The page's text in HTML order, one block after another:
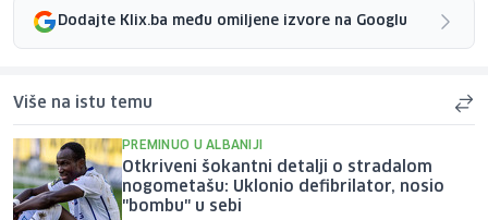
Dodajte Klix.ba među omiljene izvore na Googlu
Više na istu temu
PREMINUO U ALBANIJI
Otkriveni šokantni detalji o stradalom
nogometašu: Uklonio defibrilator, nosio
"bombu" u sebi